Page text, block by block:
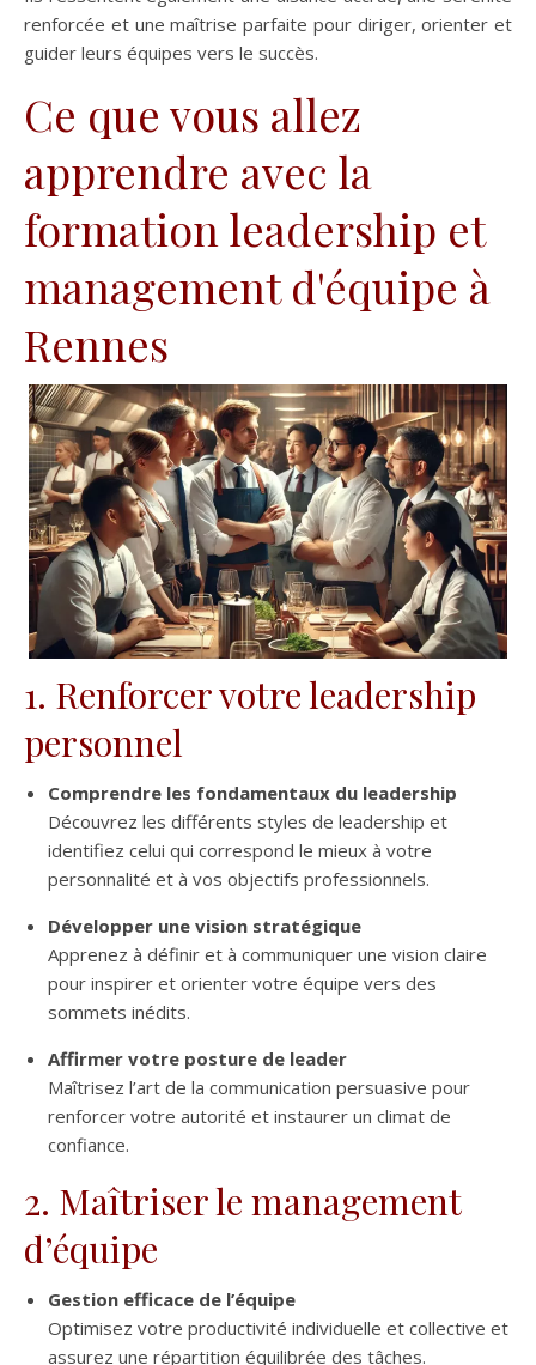
renforcée et une maîtrise parfaite pour diriger, orienter et
guider leurs équipes vers le succès.
Ce que vous allez
apprendre avec la
formation leadership et
management d'équipe à
Rennes
1. Renforcer votre leadership
personnel
Comprendre les fondamentaux du leadership
Découvrez les différents styles de leadership et
identifiez celui qui correspond le mieux à votre
personnalité et à vos objectifs professionnels.
Développer une vision stratégique
Apprenez à définir et à communiquer une vision claire
pour inspirer et orienter votre équipe vers des
sommets inédits.
Affirmer votre posture de leader
Maîtrisez l’art de la communication persuasive pour
renforcer votre autorité et instaurer un climat de
confiance.
2. Maîtriser le management
d’équipe
Gestion efficace de l’équipe
Optimisez votre productivité individuelle et collective et
assurez une répartition équilibrée des tâches.